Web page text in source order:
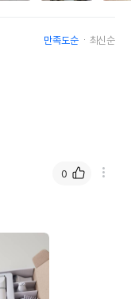
만족도순 최신순
0